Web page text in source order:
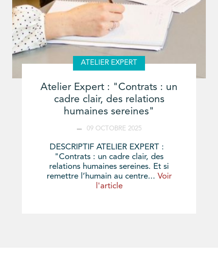
ATELIER EXPERT
Atelier Expert : "Contrats : un
cadre clair, des relations
humaines sereines"
09 OCTOBRE 2025
DESCRIPTIF ATELIER EXPERT :
"Contrats : un cadre clair, des
relations humaines sereines. Et si
remettre l’humain au centre... Voir
l'article